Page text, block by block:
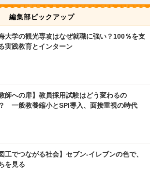
編集部ピックアップ
大学の観光専攻はなぜ就職に強い？100％を支
実践教育とインターン
教師への扉】教員採用試験はどう変わるの
一般教養縮小とSPI導入、面接重視の時代
図工でつながる社会】セブン‐イレブンの色で、
を見る